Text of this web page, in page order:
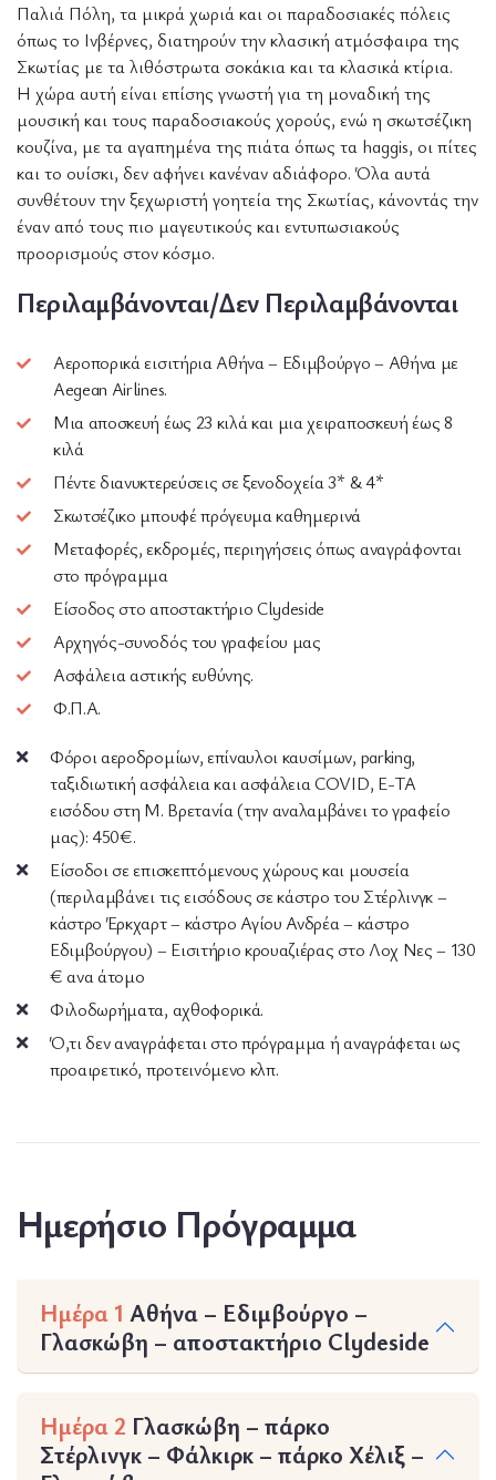
Παλιά Πόλη, τα μικρά χωριά και οι παραδοσιακές πόλεις
όπως το Ινβέρνες, διατηρούν την κλασική ατμόσφαιρα της
Σκωτίας με τα λιθόστρωτα σοκάκια και τα κλασικά κτίρια.
Η χώρα αυτή είναι επίσης γνωστή για τη μοναδική της
μουσική και τους παραδοσιακούς χορούς, ενώ η σκωτσέζικη
κουζίνα, με τα αγαπημένα της πιάτα όπως τα haggis, οι πίτες
και το ουίσκι, δεν αφήνει κανέναν αδιάφορο. Όλα αυτά
συνθέτουν την ξεχωριστή γοητεία της Σκωτίας, κάνοντάς την
έναν από τους πιο μαγευτικούς και εντυπωσιακούς
προορισμούς στον κόσμο.
Περιλαμβάνονται/Δεν Περιλαμβάνονται
Αεροπορικά εισιτήρια Αθήνα – Εδιμβούργο – Αθήνα με
Aegean Airlines.
Μια αποσκευή έως 23 κιλά και μια χειραποσκευή έως 8
κιλά
Πέντε διανυκτερεύσεις σε ξενοδοχεία 3* & 4*
Σκωτσέζικο μπουφέ πρόγευμα καθημερινά
Μεταφορές, εκδρομές, περιηγήσεις όπως αναγράφονται
στο πρόγραμμα
Είσοδος στο αποστακτήριο Clydeside
Αρχηγός-συνοδός του γραφείου μας
Ασφάλεια αστικής ευθύνης.
Φ.Π.Α.
Φόροι αεροδρομίων, επίναυλοι καυσίμων, parking,
ταξιδιωτική ασφάλεια και ασφάλεια COVID, Ε-ΤΑ
εισόδου στη Μ. Βρετανία (την αναλαμβάνει το γραφείο
μας): 450€.
Είσοδοι σε επισκεπτόμενους χώρους και μουσεία
(περιλαμβάνει τις εισόδους σε κάστρο του Στέρλινγκ –
κάστρο Έρκχαρτ – κάστρο Αγίου Ανδρέα – κάστρο
Εδιμβούργου) – Εισιτήριο κρουαζιέρας στο Λοχ Νες – 130
€ ανα άτομο
Φιλοδωρήματα, αχθοφορικά.
Ό,τι δεν αναγράφεται στο πρόγραμμα ή αναγράφεται ως
προαιρετικό, προτεινόμενο κλπ.
Ημερήσιο Πρόγραμμα
Ημέρα 1 Αθήνα – Εδιμβούργο –
Γλασκώβη – αποστακτήριο Clydeside
Ημέρα 2 Γλασκώβη – πάρκο
Στέρλινγκ – Φάλκιρκ – πάρκο Χέλιξ –